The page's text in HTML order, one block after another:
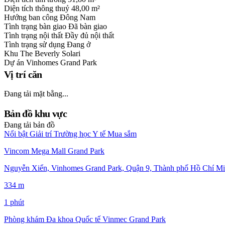
Diện tích thông thuỷ 48,00 m²
Hướng ban công Đông Nam
Tình trạng bàn giao Đã bàn giao
Tình trạng nội thất Đầy đủ nội thất
Tình trạng sử dụng Đang ở
Khu The Beverly Solari
Dự án Vinhomes Grand Park
Vị trí căn
Đang tải mặt bằng...
Bản đồ khu vực
Đang tải bản đồ
Nổi bật Giải trí Trường họcY tế Mua sắm
Vincom Mega Mall Grand Park
Nguyễn Xiển, Vinhomes Grand Park, Quận 9, Thành phố Hồ Chí
334 m
1 phút
Phòng khám Đa khoa Quốc tế Vinmec Grand Park